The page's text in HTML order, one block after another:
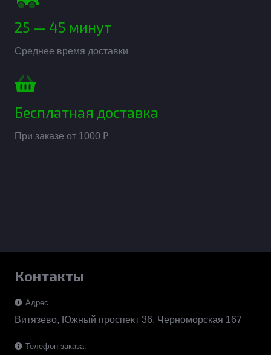
25 — 45 минут
Среднее время доставки
Бесплатная доставка
При заказе от 1000 ₽
Контакты
Адрес
Витязево, Южный проспект 36, Черноморская 167
Телефон заказа: